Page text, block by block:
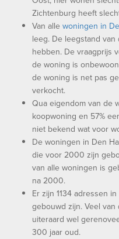
Zichtenburg heeft
Van alle woningen in
leeg. De leegstand
hebben. De vraagprijs
de woning is
de woning is net pas
verkocht.
Qua eigendom van de
koopwoning en 57%
niet bekend wat voor
De woningen in Den
die voor 2000 zijn
van alle woningen is
na 2000.
Er zijn 1134 adressen
gebouwd zijn. Veel
uiteraard wel
300 jaar oud.